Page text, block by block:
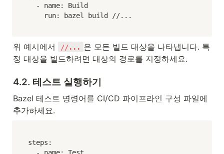
    run: bazel build //...
위 예시에서 //... 은 모든 빌드 대상을 나타냅니다. 특
정 대상을 빌드하려면 대상의 경로를 지정하세요.
4.2. 테스트 실행하기
Bazel 테스트 명령어를 CI/CD 파이프라인 구성 파일에
추가하세요.
steps: